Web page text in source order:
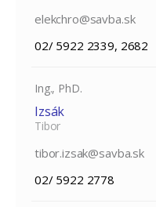
elekchro@savba.sk
02/ 5922 2339, 2682
Ing., PhD.
Izsák
Tibor
tibor.izsak@savba.sk
02/ 5922 2778